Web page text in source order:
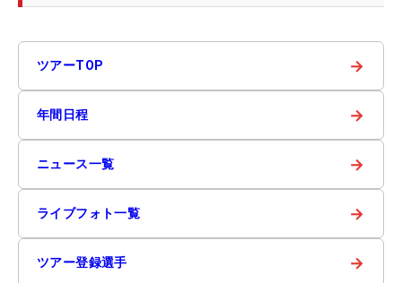
ツアーTOP →
年間日程 →
ニュース一覧 →
ライブフォト一覧 →
ツアー登録選手 →